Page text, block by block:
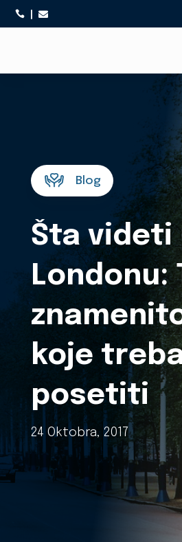
 
Blog
Šta videti
Londonu:
koje
posetiti
24 Oktobra, 2017